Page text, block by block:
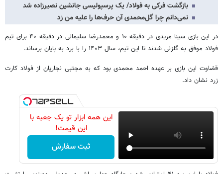
بازگشت فرکی به فولاد/ یک پرسپولیسی جانشین نصیرزاده شد
نمی‌دانم چرا گل‌محمدی آن حرف‌ها را علیه من زد
در این بازی سینا مریدی در دقیقه ۱۰ و محمدرضا سلیمانی در دقیقه ۴۰ برای تیم
فولاد موفق به گلزنی شدند تا این تیم، سال ۱۴۰۳ را با برد به پایان برساند.
قضاوت این بازی بر عهده احمد محمدی بود که به مجتبی نجاریان از فولاد کارت
زرد نشان داد.
این همه ابزار تو یک جعبه با
این قیمت!
ثبت سفارش